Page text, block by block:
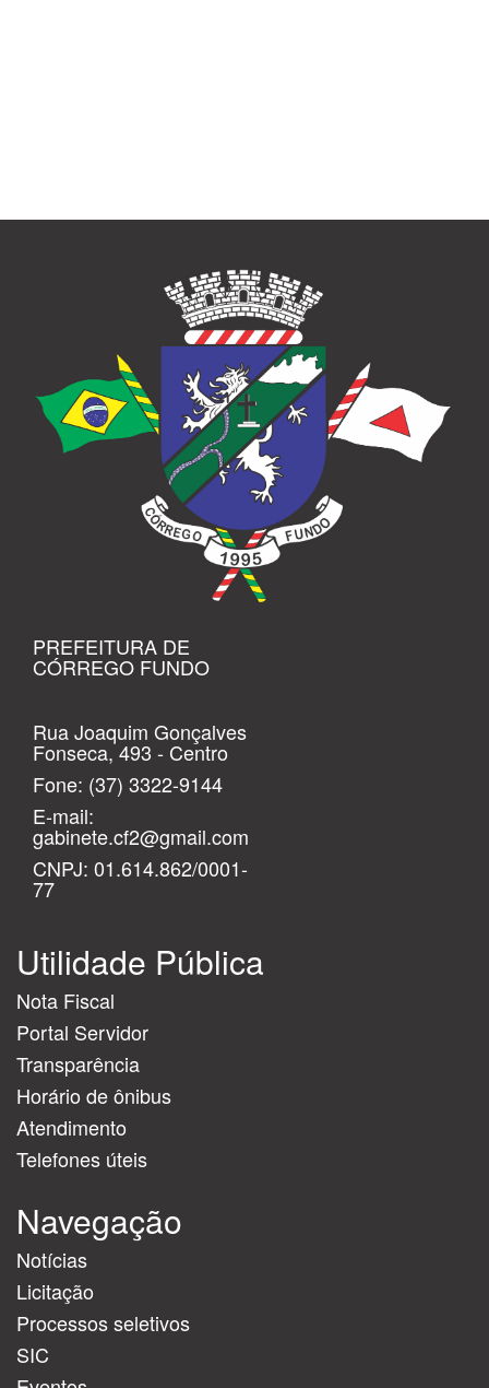
PREFEITURA DE
CÓRREGO FUNDO
Rua Joaquim Gonçalves
Fonseca, 493 - Centro
Fone: (37) 3322-9144
E-mail:
gabinete.cf2@gmail.com
CNPJ: 01.614.862/0001-
77
Utilidade Pública
Nota Fiscal
Portal Servidor
Transparência
Horário de ônibus
Atendimento
Telefones úteis
Navegação
Notícias
Licitação
Processos seletivos
SIC